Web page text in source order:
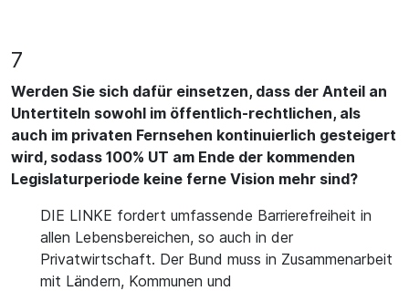
7
Werden Sie sich dafür einsetzen, dass der Anteil an
Untertiteln sowohl im öffentlich-rechtlichen, als
auch im privaten Fernsehen kontinuierlich gesteigert
wird, sodass 100% UT am Ende der kommenden
Legislaturperiode keine ferne Vision mehr sind?
DIE LINKE fordert umfassende Barrierefreiheit in
allen Lebensbereichen, so auch in der
Privatwirtschaft. Der Bund muss in Zusammenarbeit
mit Ländern, Kommunen und